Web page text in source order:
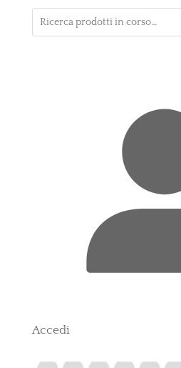
Accedi